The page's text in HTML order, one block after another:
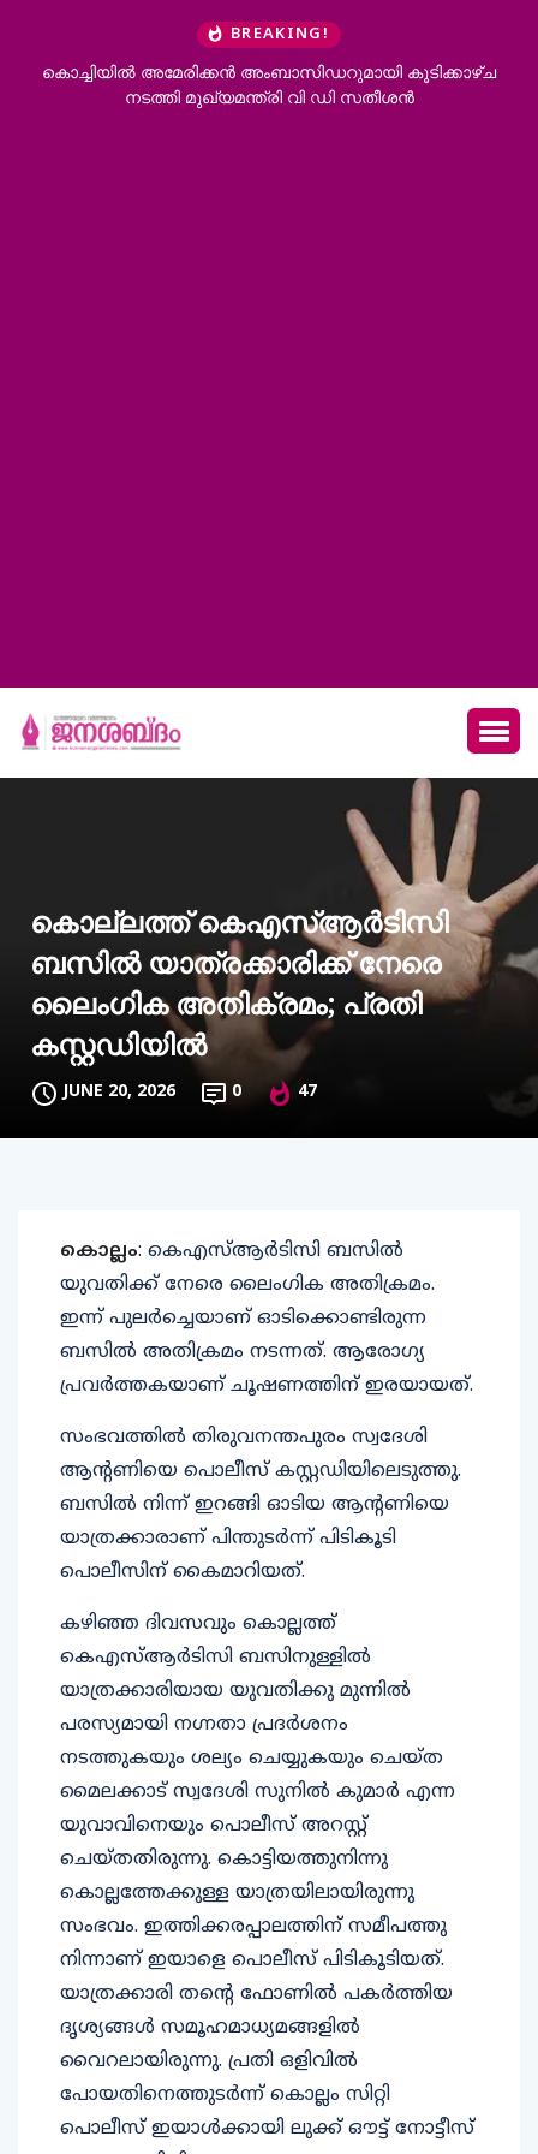
BREAKING!
കൊച്ചിയിൽ അമേരിക്കൻ അംബാസിഡറുമായി കൂടിക്കാഴ്ച
നടത്തി മുഖ്യമന്ത്രി വി ഡി സതീശൻ
കൊല്ലത്ത് കെഎസ്ആർടിസി
ബസിൽ യാത്രക്കാരിക്ക് നേരെ
ലൈംഗിക അതിക്രമം; പ്രതി
കസ്റ്റഡിയിൽ
JUNE 20, 2026 0 47
കൊല്ലം: കെഎസ്ആർടിസി ബസിൽ
യുവതിക്ക് നേരെ ലൈംഗിക അതിക്രമം.
ഇന്ന് പുലർച്ചെയാണ് ഓടിക്കൊണ്ടിരുന്ന
ബസിൽ അതിക്രമം നടന്നത്. ആരോഗ്യ
പ്രവർത്തകയാണ് ചൂഷണത്തിന് ഇരയായത്.
സംഭവത്തിൽ തിരുവനന്തപുരം സ്വദേശി
ആൻ്റണിയെ പൊലീസ് കസ്റ്റഡിയിലെടുത്തു.
ബസിൽ നിന്ന് ഇറങ്ങി ഓടിയ ആന്റണിയെ
യാത്രക്കാരാണ് പിന്തുടർന്ന് പിടികൂടി
പൊലീസിന് കൈമാറിയത്.
കഴിഞ്ഞ ദിവസവും കൊല്ലത്ത്
കെഎസ്ആർടിസി ബസിനുള്ളിൽ
യാത്രക്കാരിയായ യുവതിക്കു മുന്നിൽ
പരസ്യമായി നഗ്നതാ പ്രദർശനം
നടത്തുകയും ശല്യം ചെയ്യുകയും ചെയ്ത
മൈലക്കാട് സ്വദേശി സുനിൽ കുമാർ എന്ന
യുവാവിനെയും പൊലീസ് അറസ്റ്റ്
ചെയ്തതിരുന്നു. കൊട്ടിയത്തുനിന്നു
കൊല്ലത്തേക്കുള്ള യാത്രയിലായിരുന്നു
സംഭവം. ഇത്തിക്കരപ്പാലത്തിന് സമീപത്തു
നിന്നാണ് ഇയാളെ പൊലീസ് പിടികൂടിയത്.
യാത്രക്കാരി തന്റെ ഫോണിൽ പകർത്തിയ
ദൃശ്യങ്ങൾ സമൂഹമാധ്യമങ്ങളിൽ
വൈറലായിരുന്നു. പ്രതി ഒളിവിൽ
പോയതിനെത്തുടർന്ന് കൊല്ലം സിറ്റി
പൊലീസ് ഇയാൾക്കായി ലുക്ക് ഔട്ട് നോട്ടീസ്